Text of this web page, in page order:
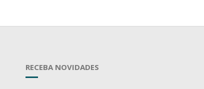
RECEBA NOVIDADES